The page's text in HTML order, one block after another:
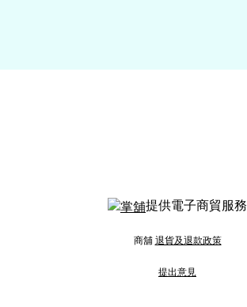
提供電子商貿服務
商舖 退貨及退款政策
提出意見